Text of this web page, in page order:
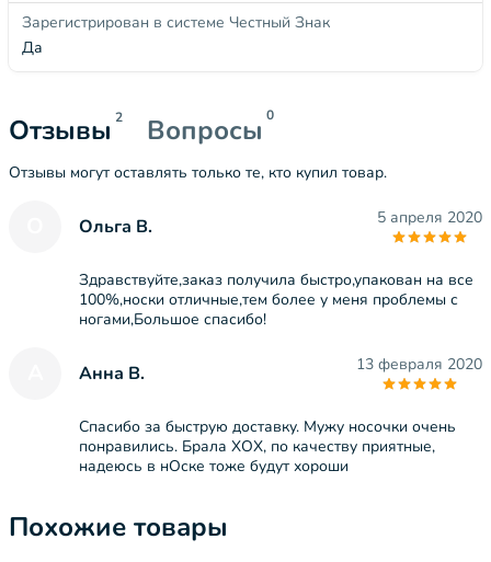
Зарегистрирован в системе Честный Знак
Да
Отзывы 2 Вопросы 0
Отзывы могут оставлять только те, кто купил товар.
Ольга В. 5 апреля 2020
Здравствуйте,заказ получила быстро,упакован на все
100%,носки отличные,тем более у меня проблемы с
ногами,Большое спасибо!
Анна В. 13 февраля 2020
Спасибо за быструю доставку. Мужу носочки очень
понравились. Брала XOX, по качеству приятные,
надеюсь в нОске тоже будут хороши
Похожие товары